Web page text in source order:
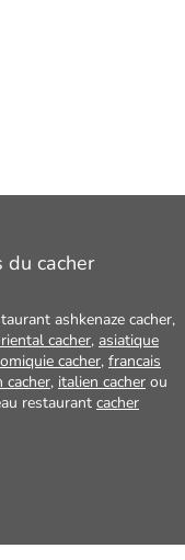
du cacher
ashkenaze cacher,
cacher, asiatique
cacher, francais
cacher, italien cacher ou
restaurant cacher